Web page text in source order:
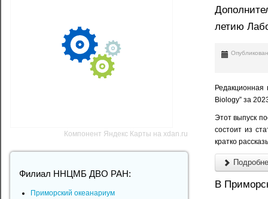
летию
Biology” за
Этот выпуск
состоит из
кратко
В
Компонент Яндекс Карты на xdan.ru
Филиал ННЦМБ ДВО РАН:
Приморский океанариум